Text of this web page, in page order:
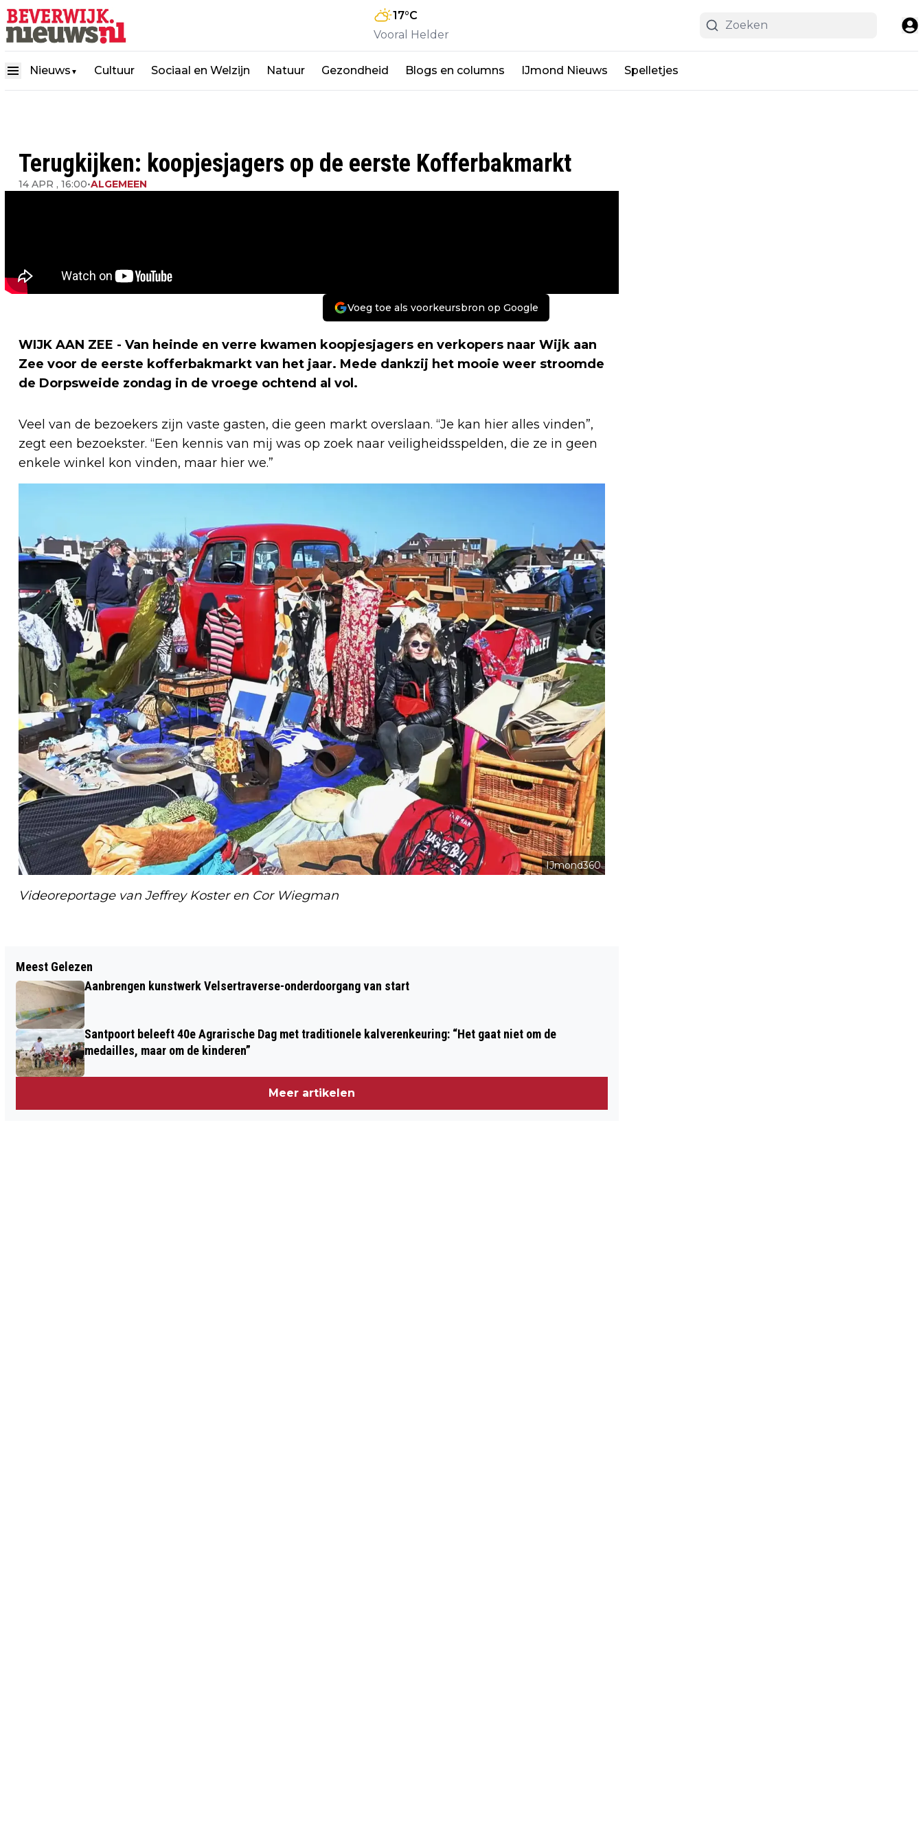
17°C
Vooral Helder
Nieuws ▼ Cultuur Sociaal en Welzijn Natuur Gezondheid Blogs en columns IJmond Nieuws Spelletjes
Terugkijken: koopjesjagers op de eerste Kofferbakmarkt
14 APR , 16:00•ALGEMEEN
Voeg toe als voorkeursbron op Google
WIJK AAN ZEE - Van heinde en verre kwamen koopjesjagers en verkopers naar Wijk aan
Zee voor de eerste kofferbakmarkt van het jaar. Mede dankzij het mooie weer stroomde
de Dorpsweide zondag in de vroege ochtend al vol.
Veel van de bezoekers zijn vaste gasten, die geen markt overslaan. “Je kan hier alles vinden”,
zegt een bezoekster. “Een kennis van mij was op zoek naar veiligheidsspelden, die ze in geen
enkele winkel kon vinden, maar hier we.”
IJmond360
Videoreportage van Jeffrey Koster en Cor Wiegman
“OLD-TIMER TRACTOREN TRAKTEREN
BOLLENSTREEK OP UNIEKE
LANDBOUWWERKTUIGEN” MOTTO:
TREKKER OP UIT!
BUITENSPEL: ONDERHANDELINGEN
GANG
Meest Gelezen
Aanbrengen kunstwerk Velsertraverse-onderdoorgang van start
Santpoort beleeft 40e Agrarische Dag met traditionele kalverenkeuring: “Het gaat niet om de
medailles, maar om de kinderen”
Meer artikelen